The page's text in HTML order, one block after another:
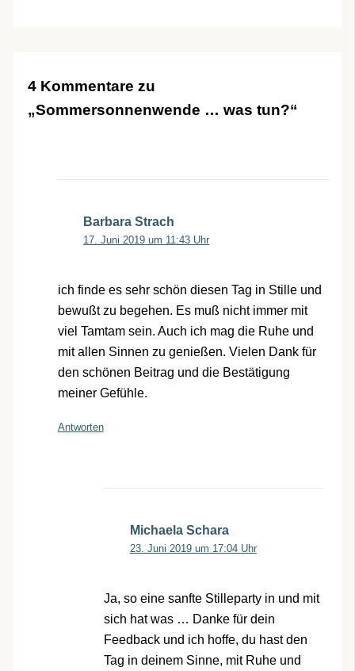
4 Kommentare zu
„Sommersonnenwende … was tun?“
Barbara Strach
17. Juni 2019 um 11:43 Uhr
ich finde es sehr schön diesen Tag in Stille und
bewußt zu begehen. Es muß nicht immer mit
viel Tamtam sein. Auch ich mag die Ruhe und
mit allen Sinnen zu genießen. Vielen Dank für
den schönen Beitrag und die Bestätigung
meiner Gefühle.
Antworten
Michaela Schara
23. Juni 2019 um 17:04 Uhr
Ja, so eine sanfte Stilleparty in und mit
sich hat was … Danke für dein
Feedback und ich hoffe, du hast den
Tag in deinem Sinne, mit Ruhe und